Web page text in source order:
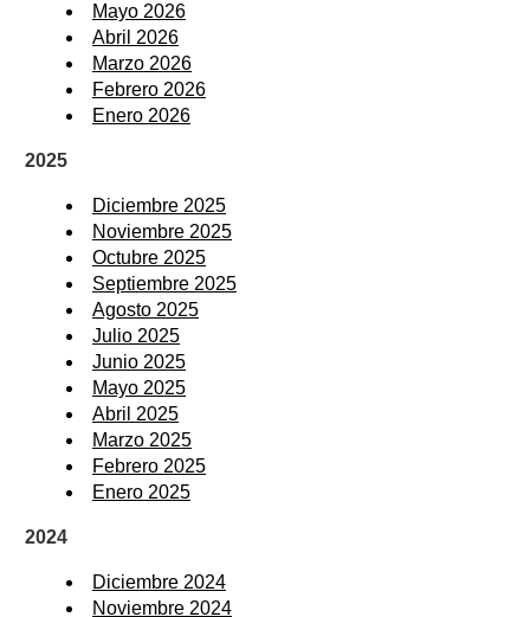
Mayo 2026
Abril 2026
Marzo 2026
Febrero 2026
Enero 2026
2025
Diciembre 2025
Noviembre 2025
Octubre 2025
Septiembre 2025
Agosto 2025
Julio 2025
Junio 2025
Mayo 2025
Abril 2025
Marzo 2025
Febrero 2025
Enero 2025
2024
Diciembre 2024
Noviembre 2024